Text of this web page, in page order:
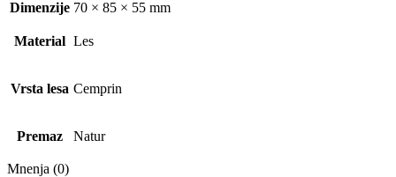
Dimenzije 70 × 85 × 55 mm
Material Les
Vrsta lesa Cemprin
Premaz Natur
Mnenja (0)